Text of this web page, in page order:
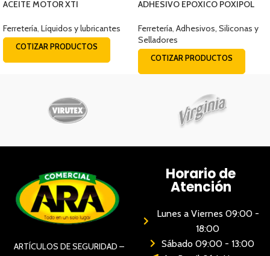
ACEITE MOTOR XTI
Ferretería Líquidos y lubricantes
COTIZAR PRODUCTOS
ADHESIVO EPOXICO POXIPOL
Ferretería Adhesivos, Siliconas y
Selladores
COTIZAR PRODUCTOS
ARTÍCULOS DE SEGURIDAD –
Horario de
Atención
Lunes a Viernes 09:00 -
18:00
Sábado 09:00 - 13:00